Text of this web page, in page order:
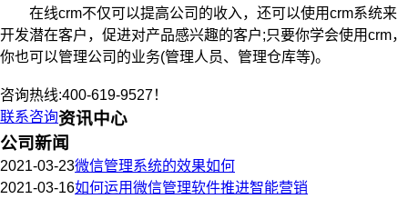
在线crm不仅可以提高公司的收入，还可以使用crm系统来
开发潜在客户，促进对产品感兴趣的客户;只要你学会使用crm，
你也可以管理公司的业务(管理人员、管理仓库等)。
咨询热线:400-619-9527！
联系咨询资讯中心
公司新闻
2021-03-23微信管理系统的效果如何
2021-03-16如何运用微信管理软件推进智能营销